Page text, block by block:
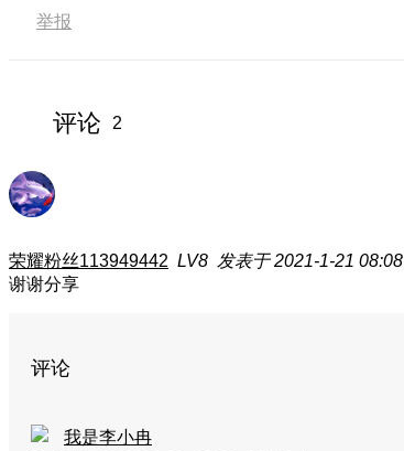
举报
评论 2
荣耀粉丝113949442 LV8 发表于 2021-1-21 08:08
谢谢分享
评论
我是李小冉